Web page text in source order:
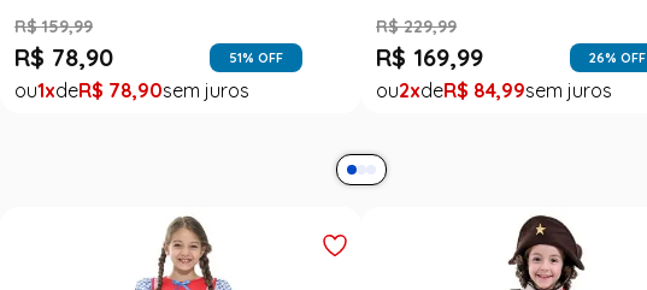
R$ 159,99
R$ 78,90 51% OFF
1 R$ 78,90
R$ 229,99
R$ 169,99 26% OFF
2 R$ 84,99